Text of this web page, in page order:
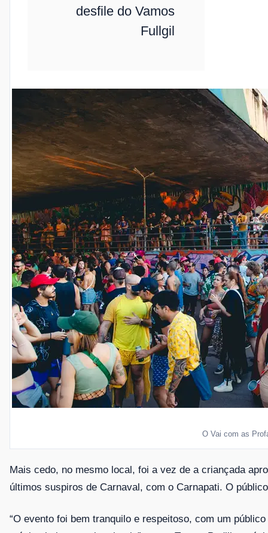
desfile do Vamos
Fullgil
O Vai com as
Mais cedo, no mesmo local, foi a vez de a criançada
últimos suspiros de Carnaval, com o Carnapati. O
“O evento foi bem tranquilo e respeitoso, com um